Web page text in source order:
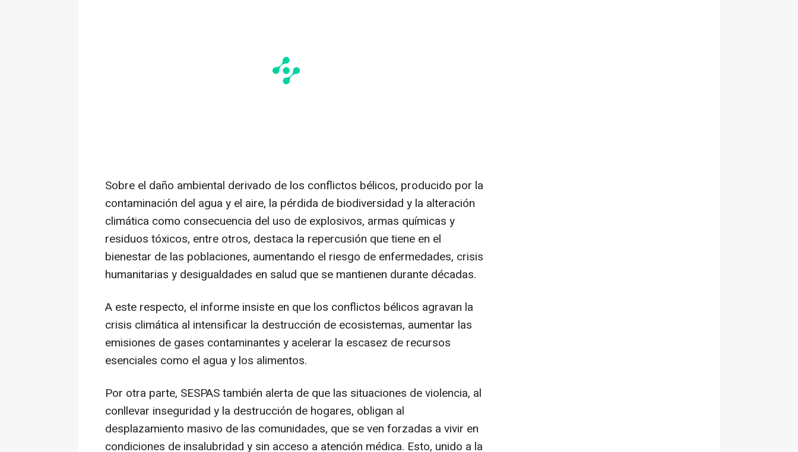
Sobre el daño ambiental derivado de los conflictos bélicos, producido por la
contaminación del agua y el aire, la pérdida de biodiversidad y la alteración
climática como consecuencia del uso de explosivos, armas químicas y
residuos tóxicos, entre otros, destaca la repercusión que tiene en el
bienestar de las poblaciones, aumentando el riesgo de enfermedades, crisis
humanitarias y desigualdades en salud que se mantienen durante décadas.
A este respecto, el informe insiste en que los conflictos bélicos agravan la
crisis climática al intensificar la destrucción de ecosistemas, aumentar las
emisiones de gases contaminantes y acelerar la escasez de recursos
esenciales como el agua y los alimentos.
Por otra parte, SESPAS también alerta de que las situaciones de violencia, al
conllevar inseguridad y la destrucción de hogares, obligan al
desplazamiento masivo de las comunidades, que se ven forzadas a vivir en
condiciones de insalubridad y sin acceso a atención médica. Esto, unido a la